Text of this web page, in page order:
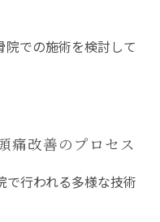
での施術を検討して
痛改善のプロセス
で行われる多様な技術